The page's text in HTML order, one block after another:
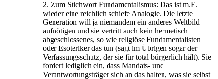
2. Zum Stichwort Fundamentalismus: Das ist m.E.
wieder eine reichlich schiefe Analogie. Die letzte
Generation will ja niemandem ein anderes Weltbild
aufnötigen und sie vertritt auch kein hermetisch
abgeschlossenes, so wie religiöse Fundamentalisten
oder Esoteriker das tun (sagt im Übrigen sogar der
Verfassungsschutz, der sie für total bürgerlich hält). Sie
fordert lediglich ein, dass Mandats- und
Verantwortungsträger sich an das halten, was sie selbst